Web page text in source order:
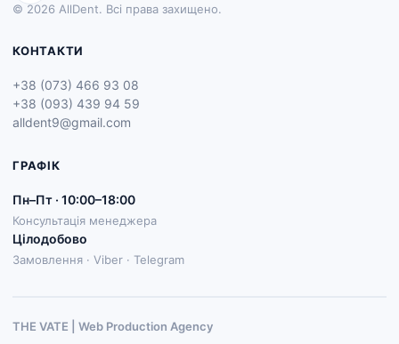
© 2026 AllDent. Всі права захищено.
КОНТАКТИ
+38 (073) 466 93 08
+38 (093) 439 94 59
alldent9@gmail.com
ГРАФІК
Пн–Пт · 10:00–18:00
Консультація менеджера
Цілодобово
Замовлення · Viber · Telegram
THE VATE | Web Production Agenсy